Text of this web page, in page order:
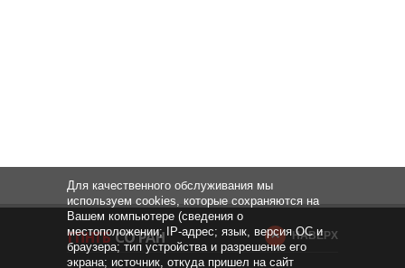
НАВЕРХ
Для качественного обслуживания мы
используем cookies, которые сохраняются на
Вашем компьютере (сведения о
местоположении; IP-адрес; язык, версия ОС и
браузера; тип устройства и разрешение его
экрана; источник, откуда пришел на сайт